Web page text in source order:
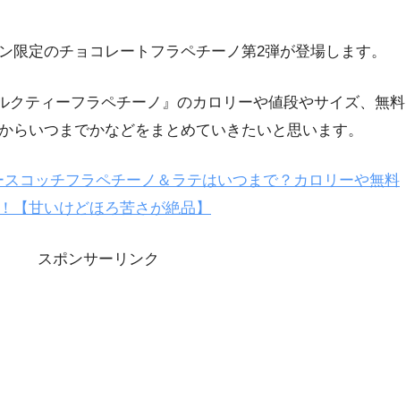
限定のチョコレートフラペチーノ第2弾が登場します。
クティーフラペチーノ』のカロリーや値段やサイズ、無料
らいつまでかなどをまとめていきたいと思います。
スコッチフラペチーノ＆ラテはいつまで？カロリーや無料
【甘いけどほろ苦さが絶品】
スポンサーリンク